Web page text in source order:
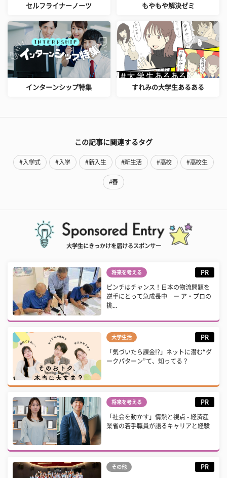
セルフライナーノーツ もやもや解決ゼミ
インターンシップ特集 すれみの大学生あるある
この記事に関連するタグ
#入学式 #入学 #新入生 #新生活 #高校 #高校生
#春
大学生にきっかけを届けるスポンサー
将来を考える PR
ピンチはチャンス！日本の物流問題を
逆手にとって急成長中 ー ア・プロの
挑...
大学生活 PR
「気づいたら課金!?」ネットに潜む“ダ
ークパターン”て、知ってる？
将来を考える PR
「社会を動かす」情熱と視点 - 経済産
業省の若手職員が語るキャリアと経験
その他 PR